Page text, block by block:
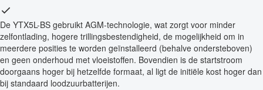
De YTX5L-BS gebruikt AGM-technologie, wat zorgt voor minder
zelfontlading, hogere trillingsbestendigheid, de mogelijkheid om in
meerdere posities te worden geïnstalleerd (behalve ondersteboven)
en geen onderhoud met vloeistoffen. Bovendien is de startstroom
doorgaans hoger bij hetzelfde formaat, al ligt de initiële kost hoger dan
bij standaard loodzuurbatterijen.